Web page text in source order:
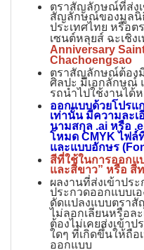
ตราสัญลักษณ์ที่ส่งเ
สัญลักษณ์ของมูลนิ
ประเทศไทย หรือ
เซนต์หลุยส์ ฉะเชิง
Anniversary
Chachoengsao
ตราสัญลักษณ์ต้อง
ศิลปะ มีเอกลักษณ์
รถนําไปใช้งานได้
ออกแบบด้วยโปรแ
เท่านั้น มีความละ
นามสกุล .ai หรือ
โหมด CMYK ไฟล์
และแบบอักษร
สีที่ใช้ในการออกแ
และสีขาว” หรือ สี
ผลงานที่ส่งเข้าปร
ประกวดออกแบบเ
ดัดแปลงแบบตรา
ไม่ลอกเลียนหรือล
ต้องไม่เคยส่งเข้า
ใดๆ ที่เกิดขึ้นให้ถื
ออกแบบ